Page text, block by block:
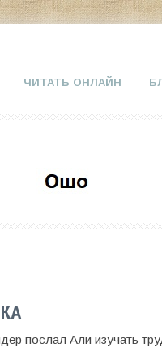
ЧИТАТЬ ОНЛАЙН
послал Али изучать